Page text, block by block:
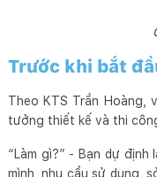
Trước khi bắt
Theo KTS Trần Hoàng,
tưởng thiết kế và thi
“Làm gì?” - Bạn dự
mình, nhu cầu sử dụng,